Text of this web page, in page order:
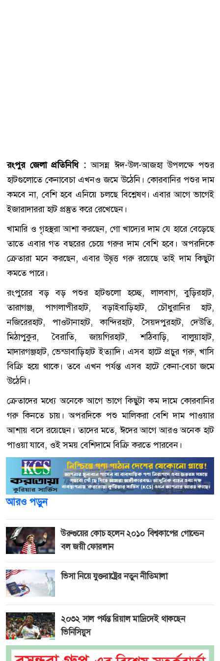
রংপুর জেলা প্রতিনিধি : আসন্ন ঈদ-উল-আজহা উপলক্ষে পশুর
হাটগুলোতে কেনাবেচা এখনও জমে উঠেনি। কোরবানির পশুর দাম
কমবে না, বেশি হবে এনিয়ে চলছে বিশ্লেষণ। এবার আগে ভাগেই
ইজারাদাররা হাট প্রস্তুত করে রেখেছেন।
খামারি ও গৃহস্থরা আশা করছেন, গো খাদ্যের দাম যে হারে বেড়েছে
তাতে এবার গত বছরের চেয়ে গরুর দাম বেশি হবে। অপরদিকে
ক্রেতারা মনে করছেন, এবার উদ্বৃত্ত গরু রয়েছে তাই দাম কিছুটা
কমতে পারে।
রংপুরের বড় বড় পশুর হাটগুলো হচ্ছে, লালবাগ, বুড়িরহাট,
তারাগঞ্জ, পাগলাপীরহাট, বড়াইবাড়িহাট, চৌধুরানির হাট,
নজিরেরহাট, পাওটানাহাট, কান্দিরহাট, সৈয়দপুরহাট, দেউতি,
মিঠাপুকুর, বৈরাতি, জায়গিরহাট, শঠিবাড়ি, বালুয়াহাট,
মাদারগঞ্জহাট, ভেন্ডাবাড়িহাট ইত্যাদি। এসব হাটে প্রচুর গরু, খাসি
বিক্রি হয়ে থাকে। তবে এখন পর্যন্ত এসব হাটে কেনা-বেচা জমে
উঠেনি।
ক্রেতাদের মধ্যে অনেকে আগে ভাগে কিছুটা কম দামে কোরবানির
গরু কিনতে চায়। অপরদিকে পশু মালিকরা বেশি দাম পাওয়ার
আশায় বসে রয়েছেন। তাদের মতে, ঈদের আগে আরও অনেক হাট
পাওয়া যাবে, ওই সময় বেশিদামে বিক্রি করতে পারবেন।
আরও পড়ুন
উরুগুয়ের কোচ হলেন ২০১০ বিশ্বকাপের গোল্ডেন
বল জয়ী ফোরলান
ভিসা নিয়ে যুক্তরাষ্ট্রের নতুন নীতিমালা
২০৩২ সাল পর্যন্ত রিয়াল মাদ্রিদেই থাকছেন
ভিনিসিয়ুস